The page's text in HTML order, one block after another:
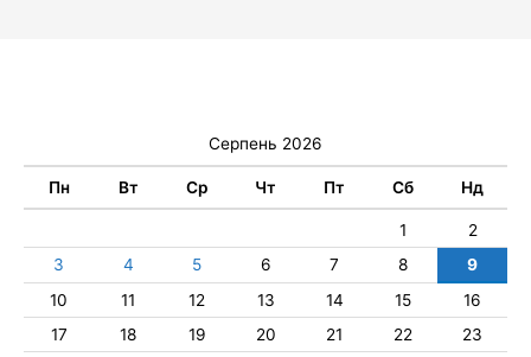
Серпень 2026
Пн Вт Ср Чт Пт Сб Нд
1
2
3
4 5 6 7 8
9
10
11 12 13 14 15
16
17
18 19 20 21 22
23